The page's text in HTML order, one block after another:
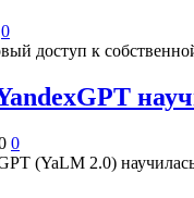
0
доступ к
0
(YaLM 2.0)